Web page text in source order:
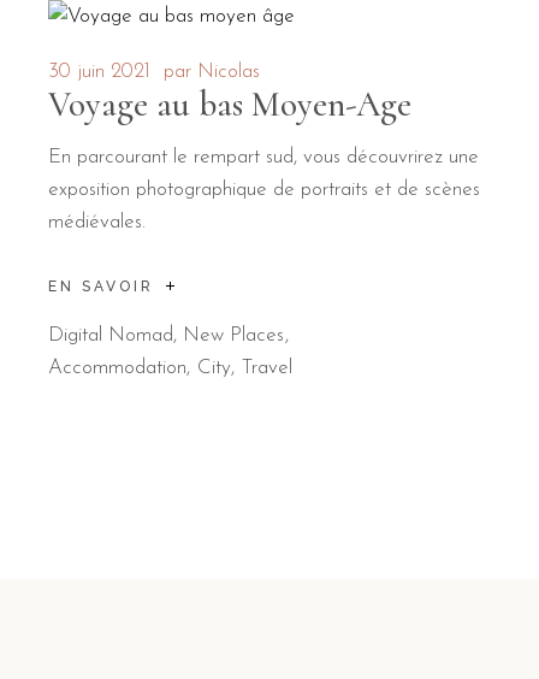
30 juin 2021 par Nicolas
Voyage au bas Moyen-Age
En parcourant le rempart sud, vous découvrirez une
exposition photographique de portraits et de scènes
médiévales.
EN SAVOIR
Digital Nomad, New Places
Accommodation City Travel